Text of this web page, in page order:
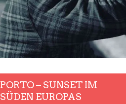
PORTO – SUNSET IM
SÜDEN EUROPAS